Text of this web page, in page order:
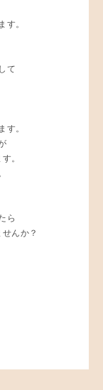
す。
て
す。
。
ら
んか？